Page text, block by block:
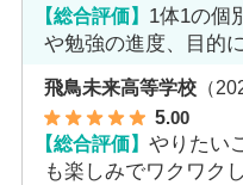
【総合評価】 1体1の個
や勉強の進度、目的
飛鳥未来高等学校 （
5.00
【総合評価】やりたい
も楽しみでワクワク